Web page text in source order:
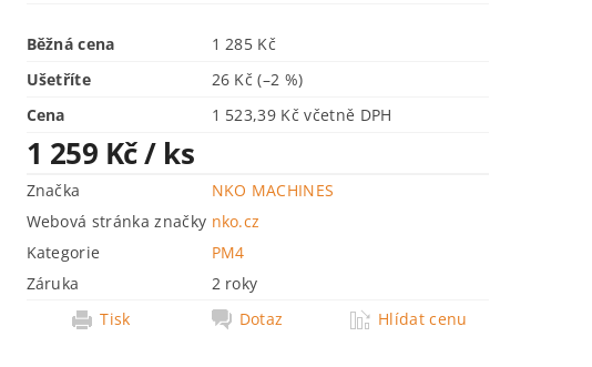
Běžná cena
1 285 Kč
Ušetříte
26 Kč(–2 %)
Cena
1 523,39 Kč včetně DPH
1 259 Kč/ ks
Značka
NKO MACHINES
Webová stránka značky nko.cz
Kategorie
PM4
Záruka
2 roky
Tisk
Dotaz Hlídat cenu